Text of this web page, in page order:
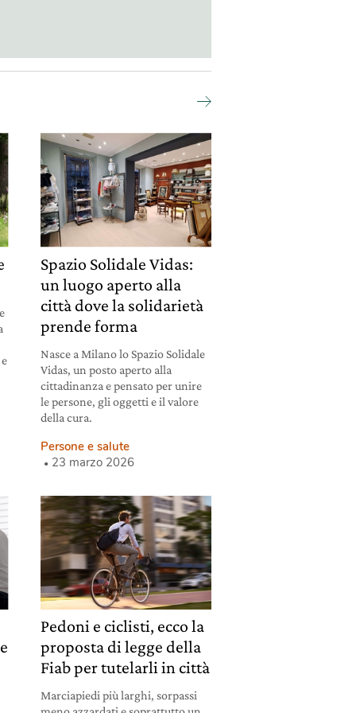
Spazio Solidale Vidas:
un luogo aperto alla
città dove la solidarietà
prende forma
Nasce a Milano lo Spazio Solidale
Vidas, un posto aperto alla
cittadinanza e pensato per unire
le persone, gli oggetti e il valore
della cura.
Persone e salute
23 marzo 2026
Pedoni e ciclisti, ecco la
proposta di legge della
Fiab per tutelarli in città
Marciapiedi più larghi, sorpassi